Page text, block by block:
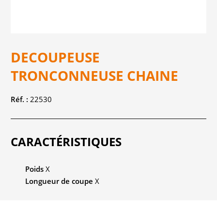
DECOUPEUSE
TRONCONNEUSE CHAINE
Réf. : 22530
CARACTÉRISTIQUES
Poids X
Longueur de coupe X